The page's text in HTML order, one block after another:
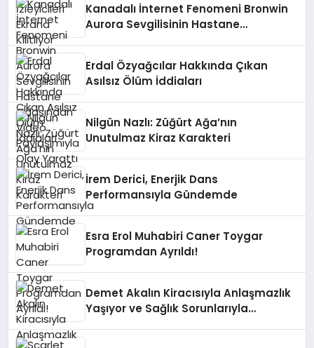
Kanadalı İnternet Fenomeni Bronwin
Aurora Sevgilisinin Hastane
Erdal Özyağcılar Hakkında Çıkan
Asılsız Ölüm İddiaları
Nilgün Nazlı: Züğürt Ağa’nın
Unutulmaz Kiraz Karakteri
İrem Derici, Enerjik Dans
Performansıyla Gündemde
Esra Erol Muhabiri Caner Toygar
Programdan Ayrıldı!
Demet Akalın Kiracısıyla Anlaşmazlık
Yaşıyor ve Sağlık Sorunlarıyla